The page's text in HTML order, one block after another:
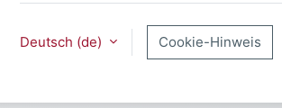
Deutsch ‎(de)‎ Cookie-Hinweis